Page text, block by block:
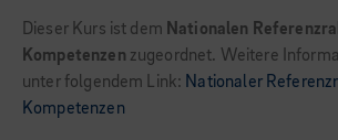
Dieser Kurs ist dem Nationalen
Kompetenzen zugeordnet. Weitere
unter folgendem Link: Nationaler
Kompetenzen